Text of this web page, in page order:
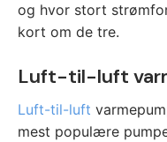
og hvor stort
kort om de tre.
Luft-til-luft
Luft-til-luft
mest populære